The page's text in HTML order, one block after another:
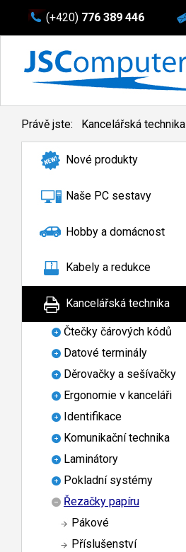
(+420) 776 389 446
Právě jste: Kancelářská technika
Nové produkty
Naše PC sestavy
Hobby a domácnost
Kabely a redukce
Kancelářská technika
Čtečky čárových kódů
Datové terminály
Děrovačky a sešívačky
Ergonomie v kanceláři
Identifikace
Komunikační technika
Laminátory
Pokladní systémy
Řezačky papíru
Pákové
Příslušenství